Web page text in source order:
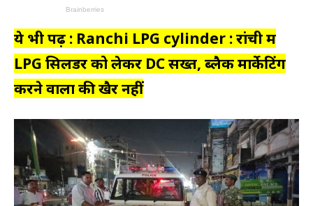
ये भी पढ़ें : Ranchi LPG cylinder : रांची में
LPG सिलेंडर को लेकर DC सख्त, ब्लैक मार्केटिंग
करने वालों की खैर नहीं